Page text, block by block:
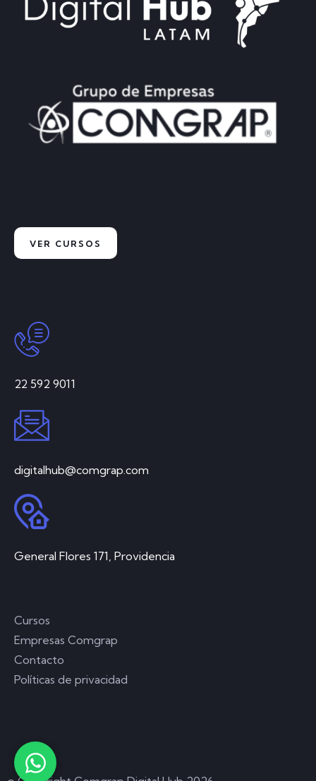
VER CURSOS
22 592 9011
digitalhub@comgrap.com
General Flores 171, Providencia
Cursos
Empresas Comgrap
Contacto
Políticas de privacidad
Planes